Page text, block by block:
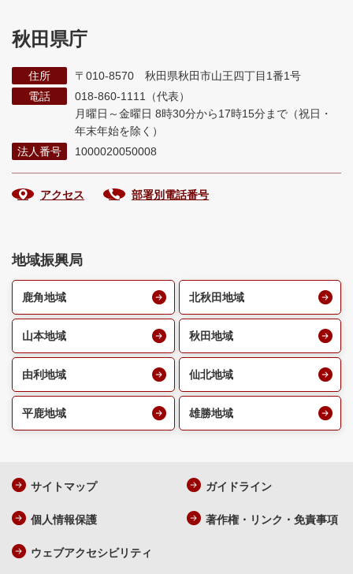
秋田県庁
住所
〒010-8570 秋田県秋田市山王四丁目1番1号
電話
018-860-1111（代表）
月曜日～金曜日 8時30分から17時15分まで （祝日・
年末年始を除く）
法人番号
1000020050008
アクセス 部署別電話番号
地域振興局
鹿角地域 北秋田地域
山本地域 秋田地域
由利地域 仙北地域
平鹿地域 雄勝地域
サイトマップ ガイドライン
個人情報保護 著作権・リンク・免責事項
ウェブアクセシビリティ